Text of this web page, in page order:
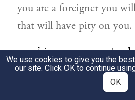
you are a foreigner you
that will have pity on you.
וְגַם אִם גּוֹלֶה
רוֹצֶה לִהְיוֹת
We use cookies to give you the
our site. Click OK to continue
OK